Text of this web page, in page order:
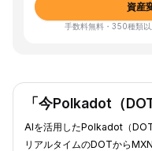
資産
手数料無料・350種類
「今Polkadot（
AIを活用したPolkadot（DOT
リアルタイムのDOTから